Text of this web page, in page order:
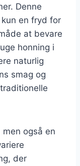
Denne
en fryd for
at bevare
honning i
naturlig
smag og
også en
der